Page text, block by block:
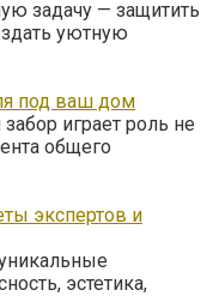
задачу — защитить
уютную
под ваш дом
играет роль не
общего
экспертов и
эстетика,